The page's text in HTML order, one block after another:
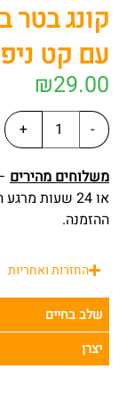
קונג בטר
עם קט ניפ
₪29.00
-
+
משלוחים מהירים
ההזמנה.
החזרות ואחריות
שלב בחיים
יצרן